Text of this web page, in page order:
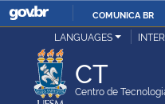
COMUNICA BR
Ministério da Justiça e Segurança
LANGUAGES
CT
Centro de